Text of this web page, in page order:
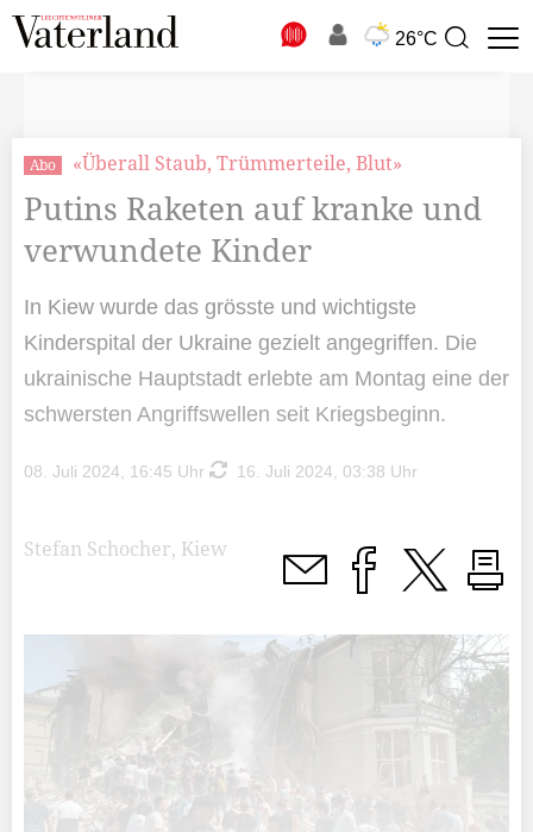
26°C
Suchbegriff
Abo «Überall Staub, Trümmerteile, Blut»
Putins Raketen auf kranke und
verwundete Kinder
In Kiew wurde das grösste und wichtigste
Kinderspital der Ukraine gezielt angegriffen. Die
ukrainische Hauptstadt erlebte am Montag eine der
schwersten Angriffswellen seit Kriegsbeginn.
08. Juli 2024, 16:45 Uhr 16. Juli 2024, 03:38 Uhr
Stefan Schocher, Kiew